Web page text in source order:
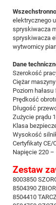
elektrycznego
spryskiwacza
spryskiwacza
wytwornicy
Dane
Szerokość
Ciężar
Poziom hałasu
Prędkość
Długość
Zużycie prądu
Klasa
Wysokość
Certyfikaty CE/
Napięcie 220 –
Zestaw
8003850
8504390
8504410